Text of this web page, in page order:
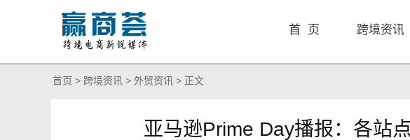
首 页 跨境资讯
首页 > 跨境资讯 > 外贸资讯 > 正文
亚马逊Prime Day播报：各站